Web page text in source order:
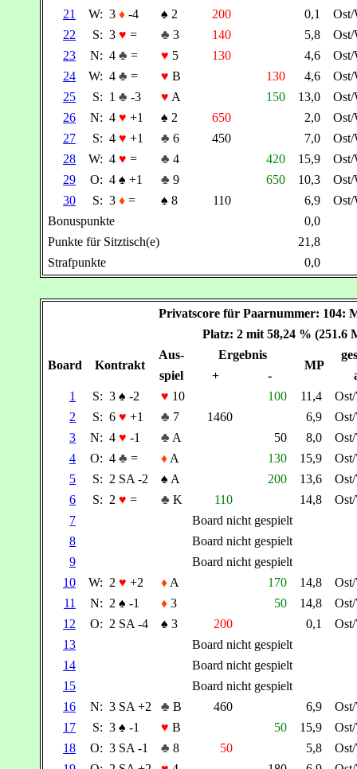
21
W: 3 ♦ -4 ♠ 2 200 0,1
22
S: 3 ♥ = ♣ 3 140 5,8
23
N: 4 ♣ = ♥ 5 130 4,6
24
W: 4 ♣ = ♥ B 130 4,6
25
S: 1 ♣ -3 ♥ A 150 13,0
26
N: 4 ♥ +1 ♠ 2 650 2,0
27
S: 4 ♥ +1 ♣ 6 450 7,0
28
W: 4 ♥ = ♣ 4 420 15,9
29
O: 4 ♠ +1 ♣ 9 650 10,3
30
S: 3 ♦ = ♠ 8 110 6,9
Bonuspunkte
0,0
Punkte für Sitztisch(e)
21,8
Strafpunkte
0,0
Privatscore für Paarnummer: 104:
Platz: 2 mit 58,24 % (251.6
Board Kontrakt
Aus- Ergebnis
MP
spiel
+ -
1
S: 3 ♠ -2 ♥ 10 100 11,4
2
S: 6 ♥ +1 ♣ 7 1460 6,9
3
N: 4 ♥ -1 ♣ A 50 8,0
4
O: 4 ♣ = ♦ A 130 15,9
5
S: 2 SA -2 ♠ A 200 13,6
6
S: 2 ♥ = ♣ K 110 14,8
7
Board nicht gespielt
8
Board nicht gespielt
9
Board nicht gespielt
10
W: 2 ♥ +2 ♦ A 170 14,8
11
N: 2 ♠ -1 ♦ 3 50 14,8
12
O: 2 SA -4 ♠ 3 200 0,1
13
Board nicht gespielt
14
Board nicht gespielt
15
Board nicht gespielt
16
N: 3 SA +2 ♣ B 460 6,9
17
S: 3 ♠ -1 ♥ B 50 15,9
18
O: 3 SA -1 ♣ 8 50 5,8